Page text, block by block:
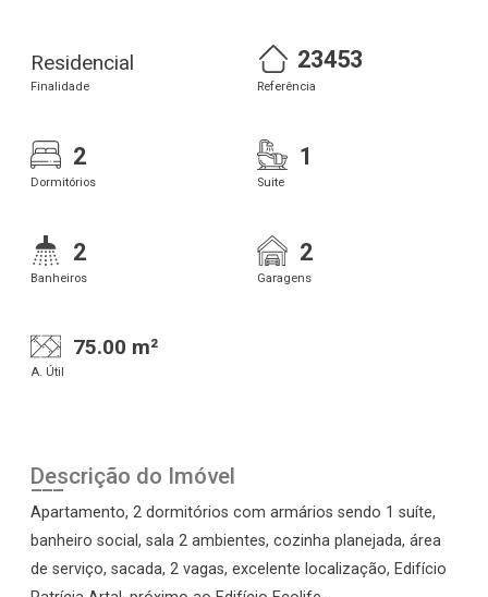
Residencial
Finalidade
23453
Referência
2
Dormitórios
1
Suite
2
Banheiros
2
Garagens
75.00 m²
A. Útil
Descrição do Imóvel
Apartamento, 2 dormitórios com armários sendo 1 suíte,
banheiro social, sala 2 ambientes, cozinha planejada, área
de serviço, sacada, 2 vagas, excelente localização, Edifício